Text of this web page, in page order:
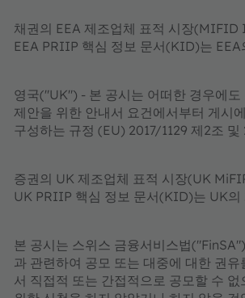
채권의 EEA 제조업체 표적 시장
EEA PRIIP 핵심 정보 문서(KID)는
영국("UK") - 본 공시는 어떠한 경우에
제안을 위한 안내서 요건에서부터 게시
구성하는 규정 (EU) 2017/1129 제2조
증권의 UK 제조업체 표적 시장(UK
UK PRIIP 핵심 정보 문서(KID)는 UK의
본 공시는 스위스 금융서비스법
과 관련하여 공모 또는 대중에 대한 권
서 직접적 또는 간접적으로 공모할 수